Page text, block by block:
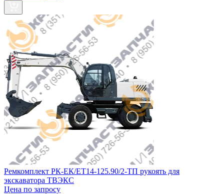
Ремкомплект РК-ЕК/ЕТ14-125.90/2-ТП рукоять для
экскаватора ТВЭКС
Цена по запросу